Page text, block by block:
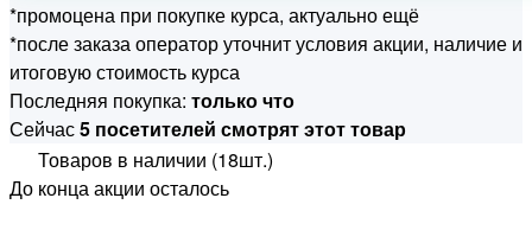
*промоцена при покупке курса, актуально ещё
*после заказа оператор уточнит условия акции, наличие и
итоговую стоимость курса
Последняя покупка: только что
Сейчас5 посетителей смотрят этот товар
Товаров в наличии (18шт.)
До конца акции осталось